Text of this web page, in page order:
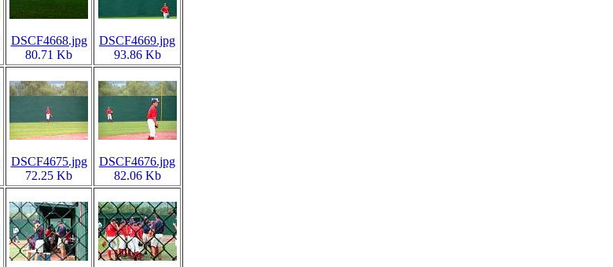
DSCF4668.jpg
80.71 Kb
DSCF4669.jpg
93.86 Kb
DSCF4675.jpg
72.25 Kb
DSCF4676.jpg
82.06 Kb